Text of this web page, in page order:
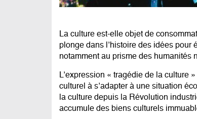
La culture est-elle objet de
plonge dans l’histoire des idées
notamment au prisme des humanités
L’expression « tragédie de la culture
culturel à s’adapter à une situation
la culture depuis la Révolution
accumule des biens culturels